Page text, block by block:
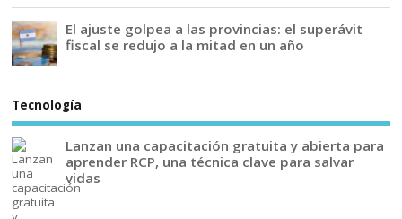
El ajuste golpea a las provincias: el superávit
fiscal se redujo a la mitad en un año
Tecnología
Lanzan una capacitación gratuita y abierta para
aprender RCP, una técnica clave para salvar
vidas